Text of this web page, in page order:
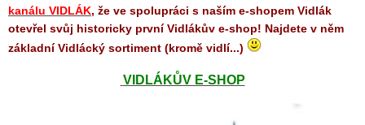
kanálu VIDLÁK, že ve spolupráci s naším e-shopem Vidlák
otevřel svůj historicky prvníVidlákův e-shop! Najdete v něm
základní Vidlácký sortiment (kromě vidlí...)
VIDLÁKŮV E-SHOP